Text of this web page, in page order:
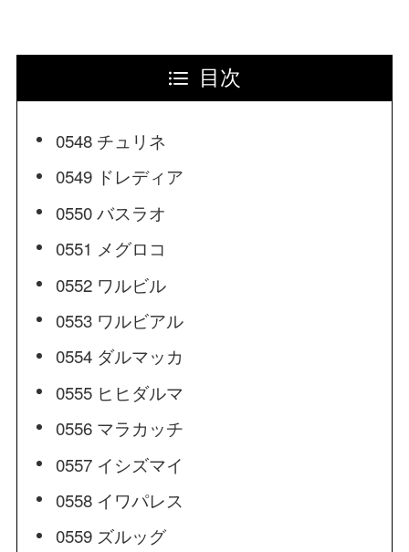
目次
0548 チュリネ
0549 ドレディア
0550 バスラオ
0551 メグロコ
0552 ワルビル
0553 ワルビアル
0554 ダルマッカ
0555 ヒヒダルマ
0556 マラカッチ
0557 イシズマイ
0558 イワパレス
0559 ズルッグ